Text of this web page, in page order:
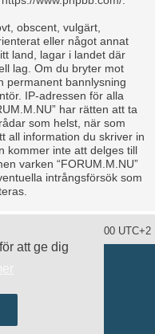
att ge dig
obscent, vulgärt,
eller något annat
land, lagar i landet där
lag. Om du bryter mot
permanent bannlysning
IP-adressen för alla
har rätten att ta
som helst, när som
all information du skriver in
kommer inte att delges till
varken “FORUM.M.NU”
intrångsförsök som
är UTC+02:00 UTC+2